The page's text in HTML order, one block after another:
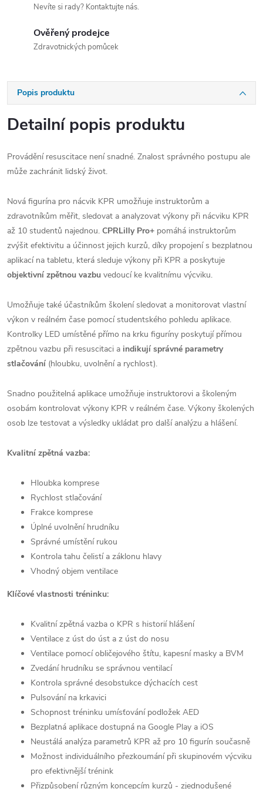
Nevíte si rady? Kontaktujte nás.
Ověřený prodejce
Zdravotnických pomůcek
Popis produktu
Detailní popis produktu
Provádění resuscitace není snadné. Znalost správného postupu ale
může zachránit lidský život.
Nová figurína pro nácvik KPR umožňuje instruktorům a
zdravotníkům měřit, sledovat a analyzovat výkony při nácviku KPR
až 10 studentů najednou. CPRLilly Pro+ pomáhá instruktorům
zvýšit efektivitu a účinnost jejich kurzů, díky propojení s bezplatnou
aplikací na tabletu, která sleduje výkony při KPR a poskytuje
objektivní zpětnou vazbu vedoucí ke kvalitnímu výcviku.
Umožňuje také účastníkům školení sledovat a monitorovat vlastní
výkon v reálném čase pomocí studentského pohledu aplikace.
Kontrolky LED umístěné přímo na krku figuríny poskytují přímou
zpětnou vazbu při resuscitaci a indikují správné parametry
stlačování (hloubku, uvolnění a rychlost).
Snadno použitelná aplikace umožňuje instruktorovi a školeným
osobám kontrolovat výkony KPR v reálném čase. Výkony školených
osob lze testovat a výsledky ukládat pro další analýzu a hlášení.
Kvalitní zpětná vazba:
Hloubka komprese
Rychlost stlačování
Frakce komprese
Úplné uvolnění hrudníku
Správné umístění rukou
Kontrola tahu čelistí a záklonu hlavy
Vhodný objem ventilace
Klíčové vlastnosti tréninku:
Kvalitní zpětná vazba o KPR s historií hlášení
Ventilace z úst do úst a z úst do nosu
Ventilace pomocí obličejového štítu, kapesní masky a BVM
Zvedání hrudníku se správnou ventilací
Kontrola správné desobstukce dýchacích cest
Pulsování na krkavici
Schopnost tréninku umísťování podložek AED
Bezplatná aplikace dostupná na Google Play a iOS
Neustálá analýza parametrů KPR až pro 10 figurín současně
Možnost individuálního přezkoumání při skupinovém výcviku
pro efektivnější trénink
Přizpůsobení různým koncepcím kurzů - zjednodušené